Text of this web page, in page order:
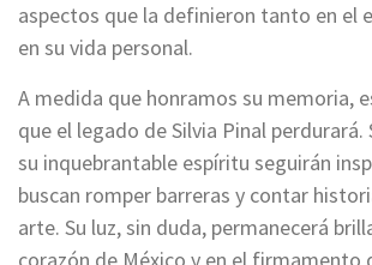
aspectos que la definieron tanto en el
en su vida personal.
A medida que honramos su memoria,
que el legado de Silvia Pinal perdurará.
su inquebrantable espíritu seguirán
buscan romper barreras y contar
arte. Su luz, sin duda, permanecerá